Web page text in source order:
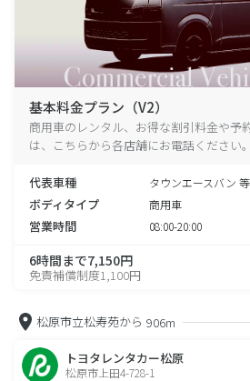
基本料金プラン（V2）
商用車のレンタル、お得な割引料金や予
は、こちらから各店舗にお電話ください。
代表車種 タウンエースバン 等
ボディタイプ 商用車
営業時間 08:00-20:00
6時間まで7,150円
免責補償制度1,100円
松原市立松寿苑から 906m
トヨタレンタカー松原
松原市上田4-728-1